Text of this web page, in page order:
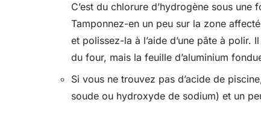
C’est du chlorure d’hydrogène sous une
Tamponnez-en un peu sur la zone
et polissez-la à l’aide d’une pâte à
du four, mais la feuille d’aluminium
Si vous ne trouvez pas d’acide de
soude ou hydroxyde de sodium) et un